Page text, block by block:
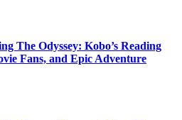
The Odyssey: Kobo’s Reading
Fans, and Epic Adventure